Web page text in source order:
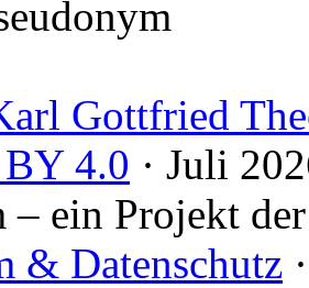
Gottfried
4.0 · Juli
– ein Projekt der
& Datenschutz ·